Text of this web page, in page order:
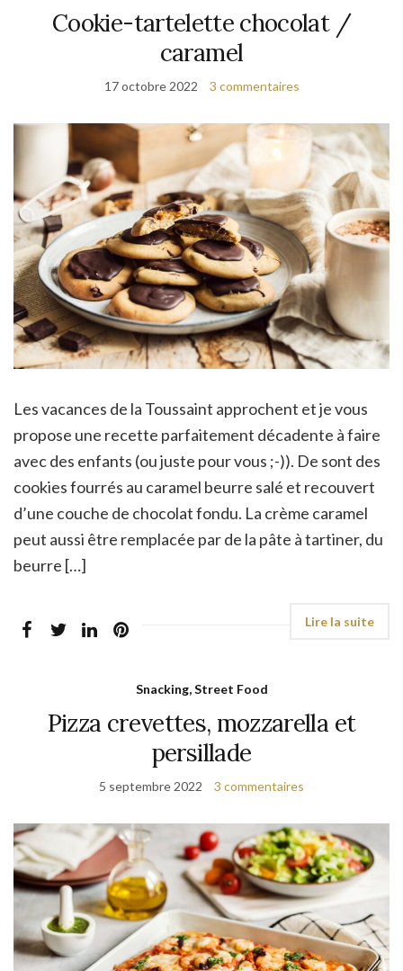
Cookie-tartelette chocolat /
caramel
17 octobre 2022 3 commentaires
Les vacances de la Toussaint approchent et je vous
propose une recette parfaitement décadente à faire
avec des enfants (ou juste pour vous ;-)). De sont des
cookies fourrés au caramel beurre salé et recouvert
d’une couche de chocolat fondu. La crème caramel
peut aussi être remplacée par de la pâte à tartiner, du
beurre […]
Snacking, Street Food
Pizza crevettes, mozzarella et
persillade
5 septembre 2022 3 commentaires